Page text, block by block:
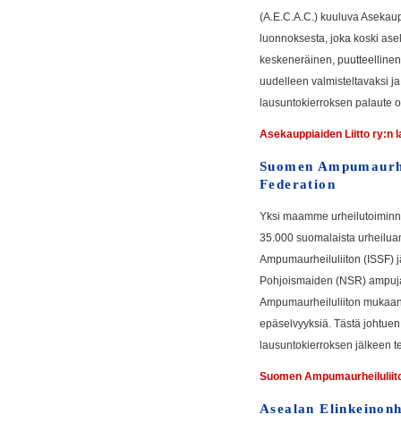
(A.E.C.A.C.) kuuluva
luonnoksesta, joka koski
keskeneräinen,
uudelleen valmisteltavaksi
lausuntokierroksen palaute
Asekauppiaiden Liitto ry:n
Suomen
Federation
Yksi maamme
35.000 suomalaista
Ampumaurheiluliiton (ISSF)
Pohjoismaiden (NSR)
Ampumaurheiluliiton
epäselvyyksiä. Tästä
lausuntokierroksen jälkeen
Suomen
Asealan